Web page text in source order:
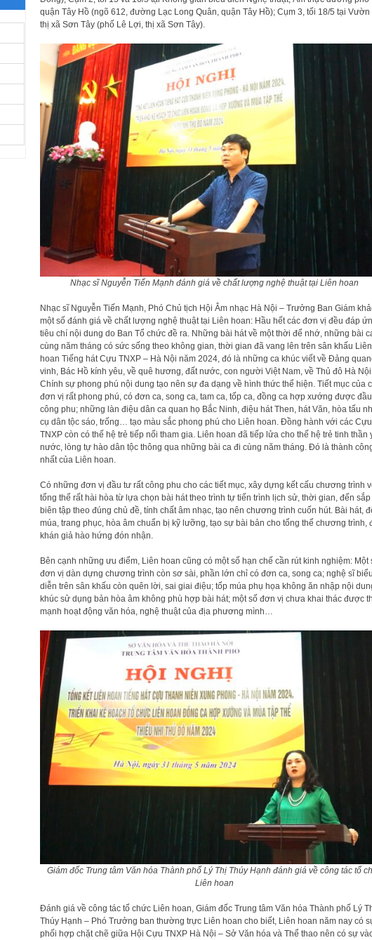
quận Tây Hồ (ngõ 612, đường Lạc Long Quân, quận Tây Hồ); Cụm 3, tối 18/5 tại Vườn
thị xã Sơn Tây (phố Lê Lợi, thị xã Sơn Tây).
Nhạc sĩ Nguyễn Tiến Mạnh đánh giá về chất lượng nghệ thuật tại Liên hoan
Nhạc sĩ Nguyễn Tiến Mạnh, Phó Chủ tịch Hội Âm nhạc Hà Nội – Trưởng Ban Giám
một số đánh giá về chất lượng nghệ thuật tại Liên hoan: Hầu hết các đơn vị đều đáp
tiêu chí nội dung do Ban Tổ chức đề ra. Những bài hát về một thời để nhớ, những bài
cùng năm tháng có sức sống theo không gian, thời gian đã vang lên trên sân khấu Liên
hoan Tiếng hát Cựu TNXP – Hà Nội năm 2024, đó là những ca khúc viết về Đảng
vinh, Bác Hồ kính yêu, về quê hương, đất nước, con người Việt Nam, về Thủ đô Hà
Chính sự phong phú nội dung tạo nên sự đa dạng về hình thức thể hiện. Tiết mục của
đơn vị rất phong phú, có đơn ca, song ca, tam ca, tốp ca, đồng ca hợp xướng được
công phu; những làn điệu dân ca quan họ Bắc Ninh, điệu hát Then, hát Văn, hòa tấu
cụ dân tộc sáo, trống… tạo màu sắc phong phú cho Liên hoan. Đồng hành với các Cựu
TNXP còn có thế hệ trẻ tiếp nối tham gia. Liên hoan đã tiếp lửa cho thế hệ trẻ tinh thần
nước, lòng tự hào dân tộc thông qua những bài ca đi cùng năm tháng. Đó là thành
nhất của Liên hoan.
Có những đơn vị đầu tư rất công phu cho các tiết mục, xây dựng kết cấu chương trình
tổng thể rất hài hòa từ lựa chọn bài hát theo trình tự tiến trình lịch sử, thời gian, đến sắp
biên tập theo đúng chủ đề, tính chất âm nhạc, tạo nên chương trình cuốn hút. Bài hát,
múa, trang phục, hòa âm chuẩn bị kỹ lưỡng, tạo sự bài bản cho tổng thể chương trình,
khán giả hào hứng đón nhận.
Bên cạnh những ưu điểm, Liên hoan cũng có một số hạn chế cần rút kinh nghiệm: Một
đơn vị dàn dựng chương trình còn sơ sài, phần lớn chỉ có đơn ca, song ca; nghệ sĩ biểu
diễn trên sân khấu còn quên lời, sai giai điệu; tốp múa phụ họa không ăn nhập nội
khúc sử dụng bản hòa âm không phù hợp bài hát; một số đơn vị chưa khai thác được
mạnh hoạt động văn hóa, nghệ thuật của địa phương mình…
Giám đốc Trung tâm Văn hóa Thành phố Lý Thị Thúy Hạnh đánh giá về công tác tổ
Liên hoan
Đánh giá về công tác tổ chức Liên hoan, Giám đốc Trung tâm Văn hóa Thành phố Lý
Thúy Hạnh – Phó Trưởng ban thường trực Liên hoan cho biết, Liên hoan năm nay có
phối hợp chặt chẽ giữa Hội Cựu TNXP Hà Nội – Sở Văn hóa và Thể thao nên có sự